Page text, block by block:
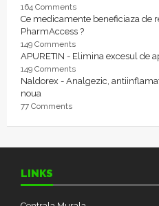
164 Comments
Ce medicamente beneficiaza de
PharmAccess ?
149 Comments
APURETIN - Elimina excesul de
149 Comments
Naldorex - Analgezic,
noua
77 Comments
LINKS